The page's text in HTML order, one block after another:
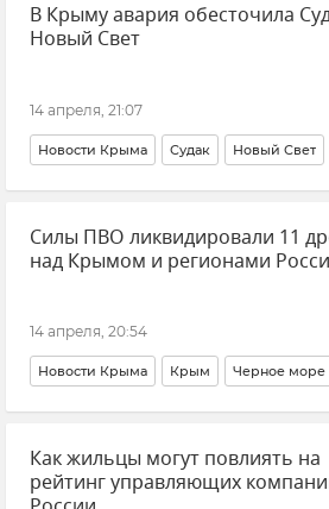
Разлив нефтепродуктов в Черном море
В Крыму авария обесточила
Новый Свет
14 апреля, 21:07
Новости Крыма Судак Новый Свет
Кирилл Чебышев Электроэнергия
Электричество Отключение
Силы ПВО ликвидировали 11
над Крымом и регионами
14 апреля, 20:54
Новости Крыма Крым Черное море
Белгородская область Брянская
Воронежская область Курская область
ПВО Беспилотник (БПЛА, дрон)
Как жильцы могут повлиять на
рейтинг управляющих